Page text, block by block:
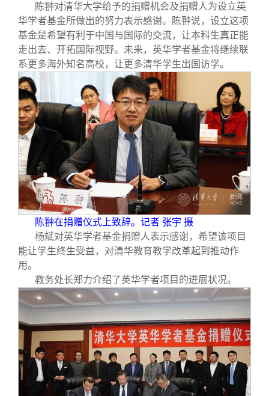
陈翀对清华大学给予的捐赠机会及捐赠人为设立英
华学者基金所做出的努力表示感谢。陈翀说，设立这项
基金是希望有利于中国与国际的交流，让本科生真正能
走出去、开拓国际视野。未来，英华学者基金将继续联
系更多海外知名高校，让更多清华学生出国访学。
陈翀在捐赠仪式上致辞。记者 张宇 摄
杨斌对英华学者基金捐赠人表示感谢，希望该项目
能让学生终生受益，对清华教育教学改革起到推动作
用。
教务处长郑力介绍了英华学者项目的进展状况。